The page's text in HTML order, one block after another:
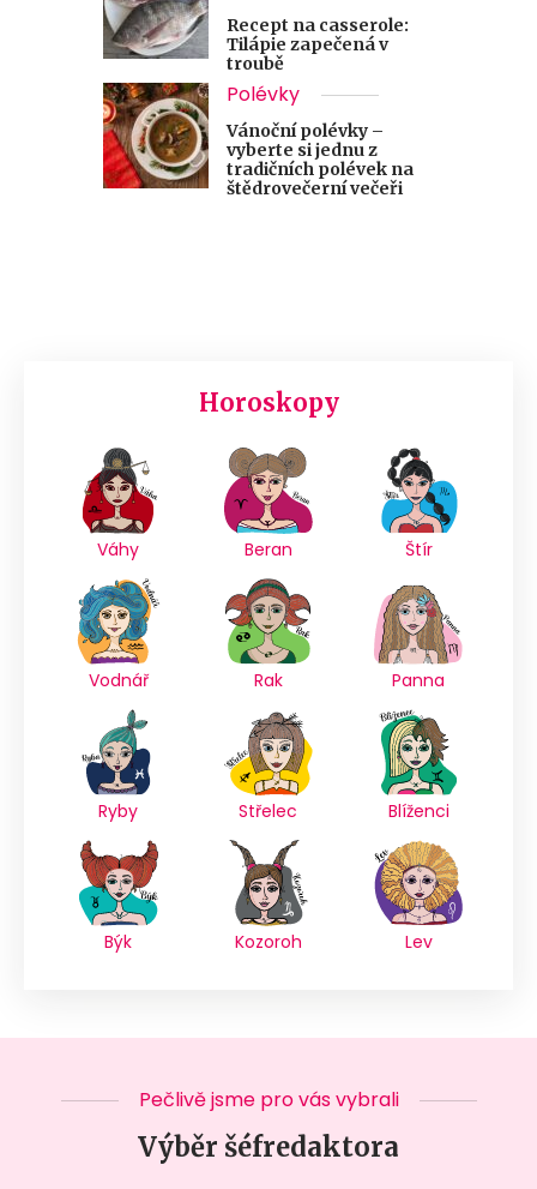
Recept na casserole:
Tilápie zapečená v
troubě
Polévky
Vánoční polévky –
vyberte si jednu z
tradičních polévek na
štědrovečerní večeři
Horoskopy
Váhy Beran Štír
Vodnář Rak Panna
Ryby Střelec Blíženci
Býk Kozoroh Lev
Pečlivě jsme pro vás vybrali
Výběr šéfredaktora